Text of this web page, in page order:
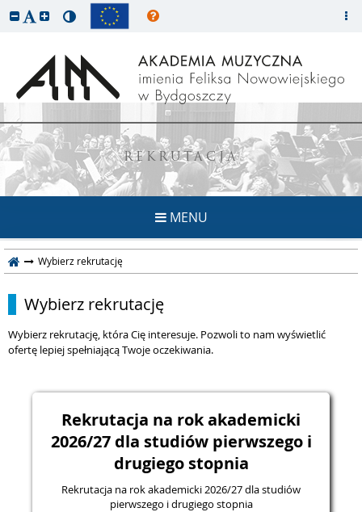
REKRUTACJA
MENU
Wybierz rekrutację
Wybierz rekrutację
Wybierz rekrutację, która Cię interesuje. Pozwoli to nam wyświetlić
ofertę lepiej spełniającą Twoje oczekiwania.
Rekrutacja na rok akademicki
2026/27 dla studiów pierwszego i
drugiego stopnia
Rekrutacja na rok akademicki 2026/27 dla studiów
pierwszego i drugiego stopnia